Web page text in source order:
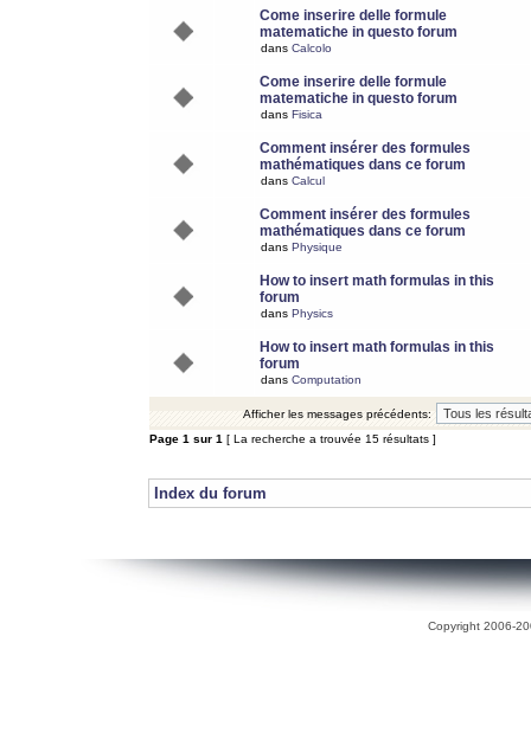
Come inserire delle formule
matematiche in questo forum
dans Calcolo
Come inserire delle formule
matematiche in questo forum
dans Fisica
Comment insérer des formules
mathématiques dans ce forum
dans Calcul
Comment insérer des formules
mathématiques dans ce forum
dans Physique
How to insert math formulas in this
forum
dans Physics
How to insert math formulas in this
forum
dans Computation
Afficher les messages précédents:
Page 1 sur 1 [ La recherche a trouvée 15 résultats ]
Index du forum
Copyright 2006-